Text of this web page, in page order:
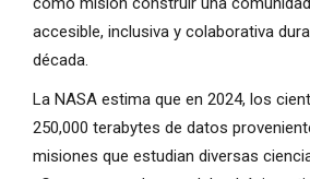
accesible, inclusiva y colaborativa
década.
La NASA estima que en 2024, los
250,000 terabytes de datos
misiones que estudian diversas